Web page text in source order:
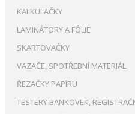
KALKULAČKY
LAMINÁTORY A FÓLIE
SKARTOVAČKY
VAZAČE, SPOTŘEBNÍ MATERIÁL
ŘEZAČKY PAPÍRU
TESTERY BANKOVEK,